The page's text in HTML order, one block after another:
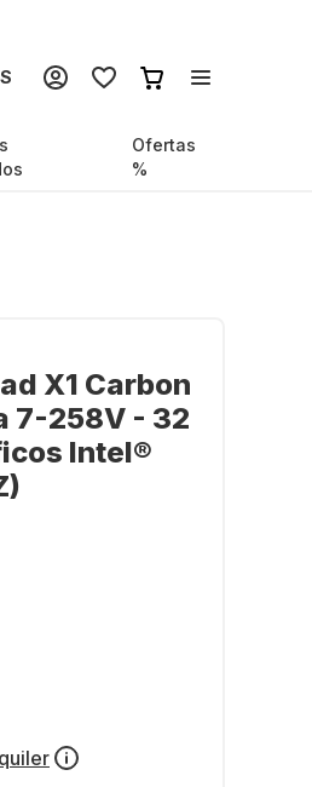
Ofertas
%
X1 Carbon
7-258V - 32
Intel®